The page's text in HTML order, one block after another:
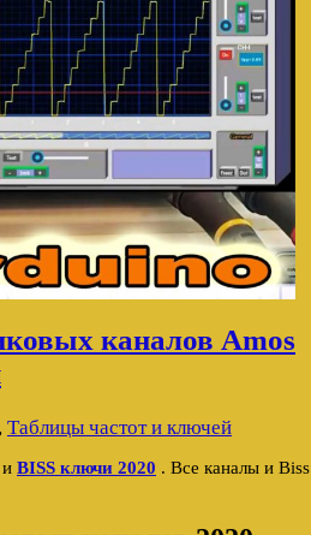
каналов Amos
, Таблицы частот и ключей
BISS ключи 2020 . Все каналы и Biss